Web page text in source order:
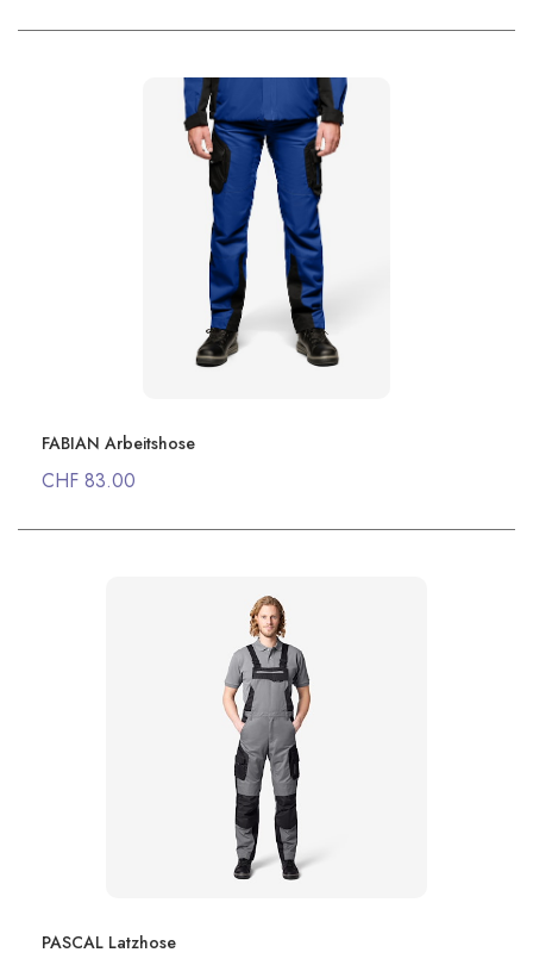
FABIAN Arbeitshose
CHF 83.00
PASCAL Latzhose